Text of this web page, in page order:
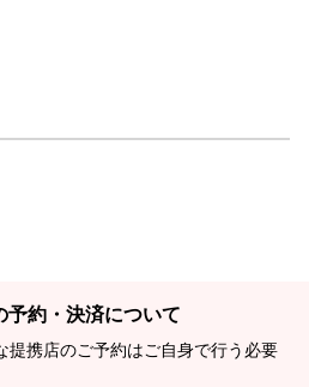
予約・決済について
提携店のご予約はご自身で行う必要